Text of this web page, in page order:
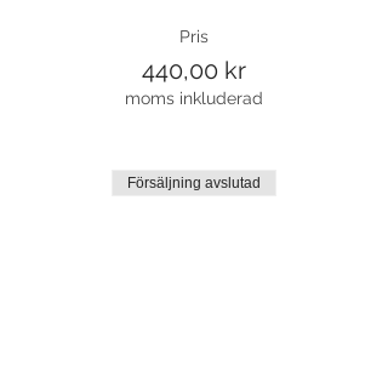
Pris
440,00 kr
moms inkluderad
Försäljning avslutad